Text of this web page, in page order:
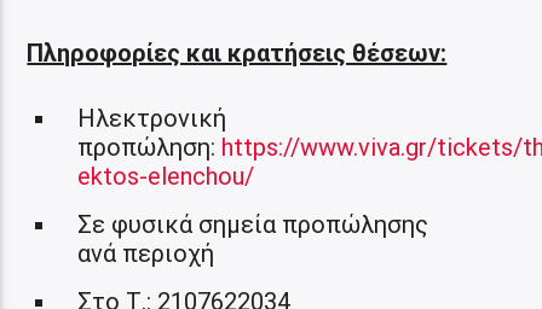
Πληροφορίες και κρατήσεις θέσεων:
Ηλεκτρονική
προπώληση: https://www.viva.gr/tickets/
ektos-elenchou/
Σε φυσικά σημεία προπώλησης
ανά περιοχή
Στο Τ.: 2107622034